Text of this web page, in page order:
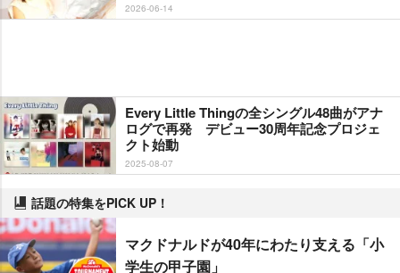
2026-06-14
Every Little Thingの全シングル48曲がアナ
ログで再発 デビュー30周年記念プロジェ
クト始動
2025-08-07
話題の特集をPICK UP！
マクドナルドが40年にわたり支える「小
学生の甲子園」